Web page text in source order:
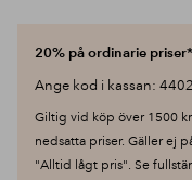
20% på ordinarie
Ange kod i kassan:
Giltig vid köp över 1500
nedsatta priser. Gäller ej
"Alltid lågt pris". Se